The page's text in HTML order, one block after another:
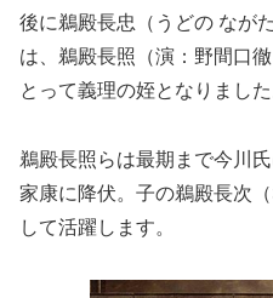
後に鵜殿長忠（うどの なが
は、鵜殿長照（演：野間口
とって義理の姪となりました
鵜殿長照らは最期まで今川
家康に降伏。子の鵜殿長次
して活躍します。